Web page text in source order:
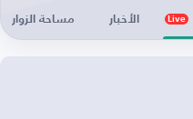
Live الأخبار مساحة الزوار